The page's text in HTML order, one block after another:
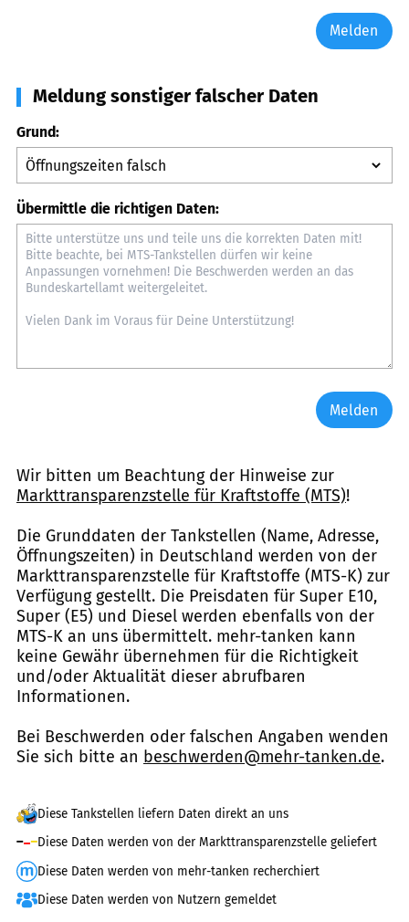
Melden
Meldung sonstiger falscher Daten
Grund:
Übermittle die richtigen Daten:
Melden
Wir bitten um Beachtung der Hinweise zur
Markttransparenzstelle für Kraftstoffe (MTS)!
Die Grunddaten der Tankstellen (Name, Adresse,
Öffnungszeiten) in Deutschland werden von der
Markttransparenzstelle für Kraftstoffe (MTS-K) zur
Verfügung gestellt. Die Preisdaten für Super E10,
Super (E5) und Diesel werden ebenfalls von der
MTS-K an uns übermittelt. mehr-tanken kann
keine Gewähr übernehmen für die Richtigkeit
und/oder Aktualität dieser abrufbaren
Informationen.
Bei Beschwerden oder falschen Angaben wenden
Sie sich bitte an beschwerden@mehr-tanken.de.
Diese Tankstellen liefern Daten direkt an uns
Diese Daten werden von der Markttransparenzstelle geliefert
Diese Daten werden von mehr-tanken recherchiert
Diese Daten werden von Nutzern gemeldet